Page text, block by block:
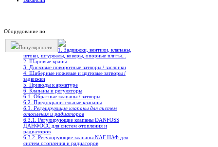
Оборудование по:
Популярности
1. Задвижки, вентили, клапаны,
штоки, штурвалы, коверы, опорные плиты...
2. Шаровые краны
3. Дисковые поворотные затворы / заслонки
4. Шиберные ножевые и щитовые затворы /
задвижки
5. Приводы к арматуре
6. Клапаны и регуляторы
6.1. Обратные клапаны / затворы
6.2. Предохранительные клапаны
6.3. Регулирующие клапаны для систем
отопления и радиаторов
6.3.1. Регулирующие клапаны DANFOSS
ДАНФОСС для систем отопления и
радиаторов
6.3.2. Регулирующие клапаны NAF НАФ для
систем отопления и радиаторов